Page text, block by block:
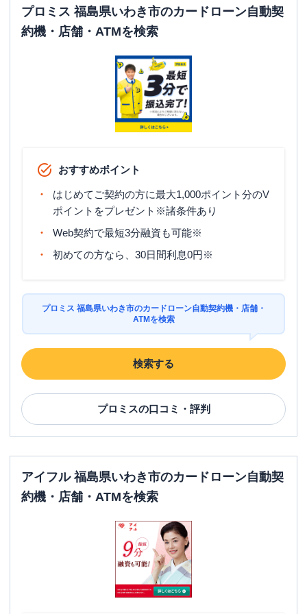
ATM営業時間
日祝：24時間
ATM
〇
福島県いわき市常磐下船尾町古内２９０-
１
プロミス 福島県いわき市のカードローン自動契
約機・店舗・ATMを検索
おすすめポイント
はじめてご契約の方に最大1,000ポイント分のV
ポイントをプレゼント※諸条件あり
Web契約で最短3分融資も可能※
初めての方なら、30日間利息0円※
プロミス 福島県いわき市のカードローン自動契約機・店舗・
ATMを検索
検索する
プロミスの口コミ・評判
アイフル 福島県いわき市のカードローン自動契
約機・店舗・ATMを検索